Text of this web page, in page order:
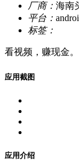
厂商： 海南
平台：
标签：
看视频，赚现金。
应用截图
应用介绍